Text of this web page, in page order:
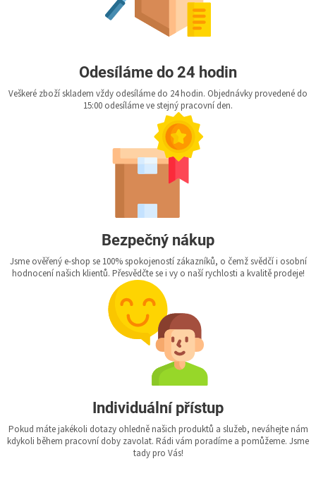
Odesíláme do 24 hodin
Veškeré zboží skladem vždy odesíláme do 24 hodin. Objednávky provedené do
15:00 odesíláme ve stejný pracovní den.
Bezpečný nákup
Jsme ověřený e-shop se 100% spokojeností zákazníků, o čemž svědčí i osobní
hodnocení našich klientů. Přesvědčte se i vy o naší rychlosti a kvalitě prodeje!
Individuální přístup
Pokud máte jakékoli dotazy ohledně našich produktů a služeb, neváhejte nám
kdykoli během pracovní doby zavolat. Rádi vám poradíme a pomůžeme. Jsme
tady pro Vás!